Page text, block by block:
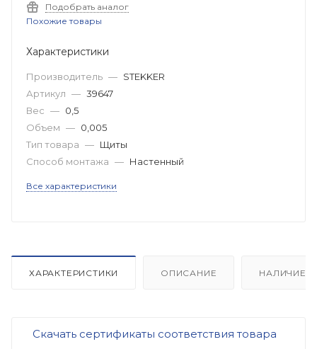
Подобрать аналог
Похожие товары
Характеристики
Производитель — STEKKER
Артикул — 39647
Вес — 0,5
Объем — 0,005
Тип товара — Щиты
Способ монтажа — Настенный
Все характеристики
ХАРАКТЕРИСТИКИ ОПИСАНИЕ НАЛИЧИЕ
Скачать сертификаты соответствия товара